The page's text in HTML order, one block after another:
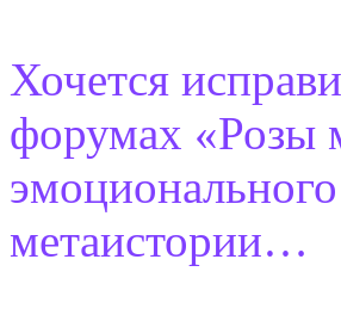
Хочется
форумах «Розы
метаистории…